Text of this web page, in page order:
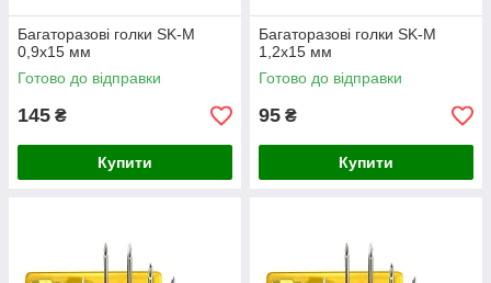
Багаторазові голки SK-M
0,9х15 мм
Готово до відправки
145 ₴
Купити
Багаторазові голки SK-M
1,2х15 мм
Готово до відправки
95 ₴
Купити